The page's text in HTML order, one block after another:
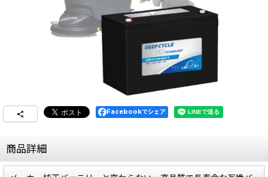
Facebookでシェア
商品詳細